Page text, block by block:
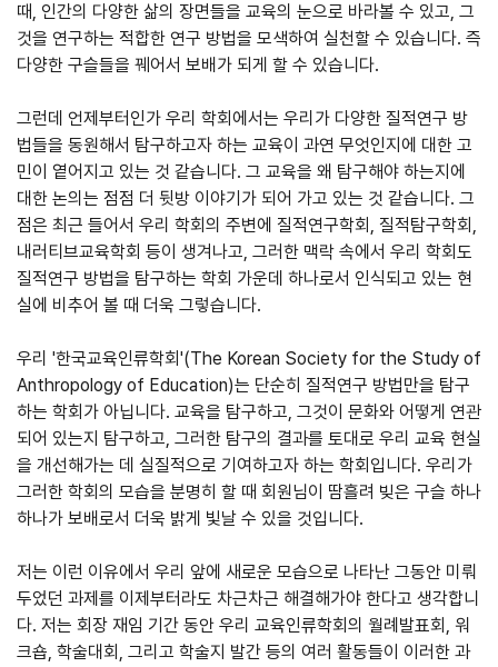
때, 인간의 다양한 삶의 장면들을 교육의 눈으로 바라볼 수 있고, 그
것을 연구하는 적합한 연구 방법을 모색하여 실천할 수 있습니다. 즉
다양한 구슬들을 꿰어서 보배가 되게 할 수 있습니다.
그런데 언제부터인가 우리 학회에서는 우리가 다양한 질적연구 방
법들을 동원해서 탐구하고자 하는 교육이 과연 무엇인지에 대한 고
민이 옅어지고 있는 것 같습니다. 그 교육을 왜 탐구해야 하는지에
대한 논의는 점점 더 뒷방 이야기가 되어 가고 있는 것 같습니다. 그
점은 최근 들어서 우리 학회의 주변에 질적연구학회, 질적탐구학회,
내러티브교육학회 등이 생겨나고, 그러한 맥락 속에서 우리 학회도
질적연구 방법을 탐구하는 학회 가운데 하나로서 인식되고 있는 현
실에 비추어 볼 때 더욱 그렇습니다.
우리 '한국교육인류학회'(The Korean Society for the Study of
Anthropology of Education)는 단순히 질적연구 방법만을 탐구
하는 학회가 아닙니다. 교육을 탐구하고, 그것이 문화와 어떻게 연관
되어 있는지 탐구하고, 그러한 탐구의 결과를 토대로 우리 교육 현실
을 개선해가는 데 실질적으로 기여하고자 하는 학회입니다. 우리가
그러한 학회의 모습을 분명히 할 때 회원님이 땀흘려 빚은 구슬 하나
하나가 보배로서 더욱 밝게 빛날 수 있을 것입니다.
저는 이런 이유에서 우리 앞에 새로운 모습으로 나타난 그동안 미뤄
두었던 과제를 이제부터라도 차근차근 해결해가야 한다고 생각합니
다. 저는 회장 재임 기간 동안 우리 교육인류학회의 월례발표회, 워
크숍, 학술대회, 그리고 학술지 발간 등의 여러 활동들이 이러한 과